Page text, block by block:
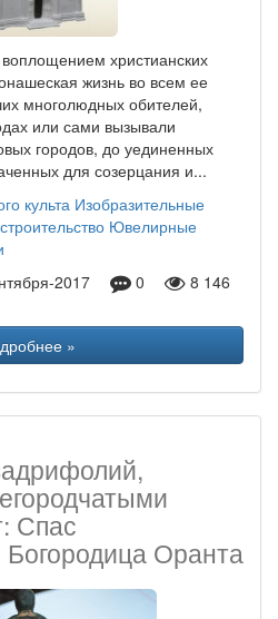
христианских
жизнь во всем ее
многолюдных обителей,
или сами вызывали
городов, до уединенных
для созерцания и...
культа Изобразительные
Ювелирные
2017
0 8 146
»
Спас
Оранта